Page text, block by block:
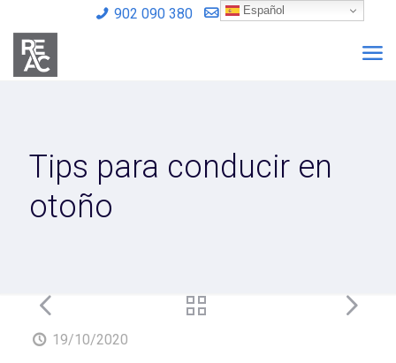
902 090 380 info@reac.es
Tips para conducir en
otoño
19/10/2020
Español